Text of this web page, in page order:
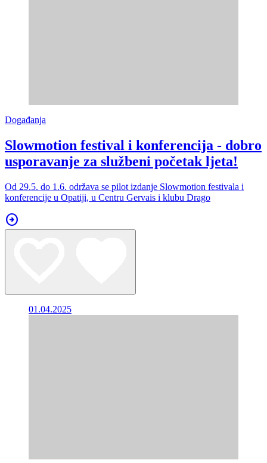
Događanja
Slowmotion festival i konferencija - dobro
usporavanje za službeni početak ljeta!
Od 29.5. do 1.6. održava se pilot izdanje Slowmotion festivala i
konferencije u Opatiji, u Centru Gervais i klubu Drago
arrow_circle_right
01.04.2025